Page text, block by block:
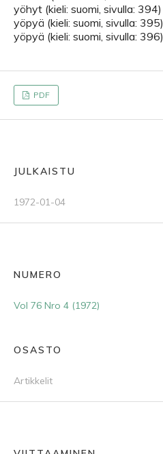
yöhyt (kieli: suomi, sivulla: 394)
yöpyä (kieli: suomi, sivulla: 395)
yöpyä (kieli: suomi, sivulla: 396)
PDF
JULKAISTU
1972-01-04
NUMERO
Vol 76 Nro 4 (1972)
OSASTO
Artikkelit